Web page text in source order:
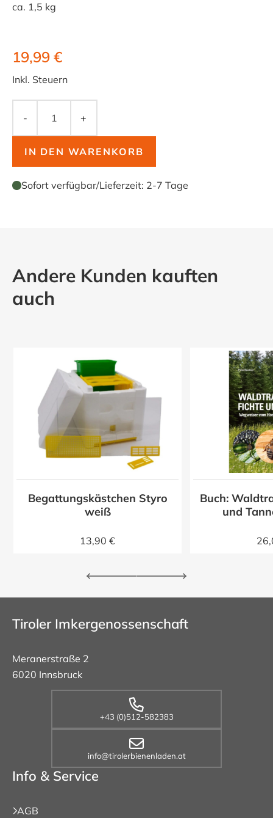
ca. 1,5 kg
19,99 €
Inkl. Steuern
- +
IN DEN WARENKORB
Sofort verfügbar/Lieferzeit: 2-7 Tage
Andere Kunden kauften
auch
Begattungskästchen Styro
weiß
13,90 €
Buch:
und
Tiroler Imkergenossenschaft
Meranerstraße 2
6020 Innsbruck
+43 (0)512-582383
info@tirolerbienenladen.at
Info & Service
AGB